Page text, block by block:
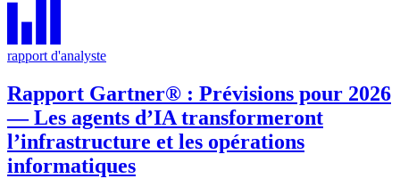
rapport d'analyste
Rapport Gartner® : Prévisions pour 2026
— Les agents d’IA transformeront
l’infrastructure et les opérations
informatiques